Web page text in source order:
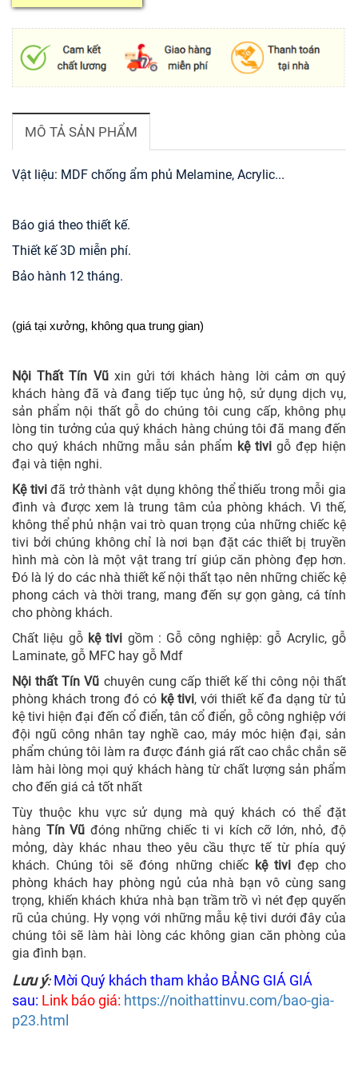
MÔ TẢ SẢN PHẨM
Vật liệu: MDF chống ẩm phủ Melamine, Acrylic...
Báo giá theo thiết kế.
Thiết kế 3D miễn phí.
Bảo hành 12 tháng.
(giá tại xưởng, không qua trung gian)
Nội Thất Tín Vũxin gửi tới khách hàng lời cảm ơn quý
khách hàng đã và đang tiếp tục ủng hộ, sử dụng dịch vụ,
sản phẩm nội thất gỗ do chúng tôi cung cấp, không phụ
lòng tin tưởng của quý khách hàng chúng tôi đã mang đến
cho quý khách những mẫu sản phẩm kệ tivi gỗ đẹp hiện
đại và tiện nghi.
Kệ tiviđã trở thành vật dụng không thể thiếu trong mỗi gia
đình và được xem là trung tâm của phòng khách. Vì thế,
không thể phủ nhận vai trò quan trọng của những chiếc kệ
tivi bởi chúng không chỉ là nơi bạn đặt các thiết bị truyền
hình mà còn là một vật trang trí giúp căn phòng đẹp hơn.
Đó là lý do các nhà thiết kế nội thất tạo nên những chiếc kệ
phong cách và thời trang, mang đến sự gọn gàng, cá tính
cho phòng khách.
Chất liệu gỗ kệ tivi gồm : Gỗ công nghiệp: gỗ Acrylic, gỗ
Laminate, gỗ MFC hay gỗ Mdf
Nội thất Tín Vũ chuyên cung cấp thiết kế thi công nội thất
phòng khách trong đó có kệ tivi, với thiết kế đa dạng từ tủ
kệ tivi hiện đại đến cổ điển, tân cổ điển, gỗ công nghiệp với
đội ngũ công nhân tay nghề cao, máy móc hiện đại, sản
phẩm chúng tôi làm ra được đánh giá rất cao chắc chắn sẽ
làm hài lòng mọi quý khách hàng từ chất lượng sản phẩm
cho đến giá cả tốt nhất
Tùy thuộc khu vực sử dụng mà quý khách có thể đặt
hàng Tín Vũ đóng những chiếc ti vi kích cỡ lớn, nhỏ, độ
mỏng, dày khác nhau theo yêu cầu thực tế từ phía quý
khách. Chúng tôi sẽ đóng những chiếc kệ tiviđẹp cho
phòng khách hay phòng ngủ của nhà bạn vô cùng sang
trọng, khiến khách khứa nhà bạn trầm trồ vì nét đẹp quyến
rũ của chúng. Hy vọng với những mẫu kệ tivi dưới đây của
chúng tôi sẽ làm hài lòng các không gian căn phòng của
gia đình bạn.
Lưu ý: Mời Quý khách tham khảo BẢNG GIÁ GIÁ
sau: Link báo giá: https://noithattinvu.com/bao-gia-
p23.html